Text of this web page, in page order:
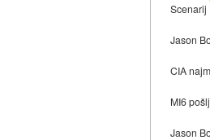
Scenarij
Jason
CIA
MI6
Jason